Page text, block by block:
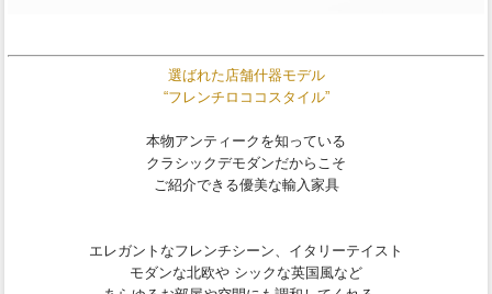
選ばれた店舗什器モデル
“フレンチロココスタイル”
本物アンティークを知っている
クラシックデモダンだからこそ
ご紹介できる優美な輸入家具
エレガントなフレンチシーン、イタリーテイスト
モダンな北欧や シックな英国風など